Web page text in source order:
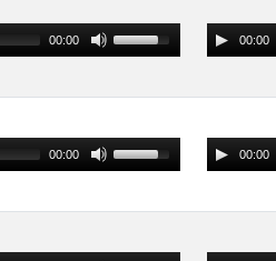
00:00 00:00
00:00 00:00